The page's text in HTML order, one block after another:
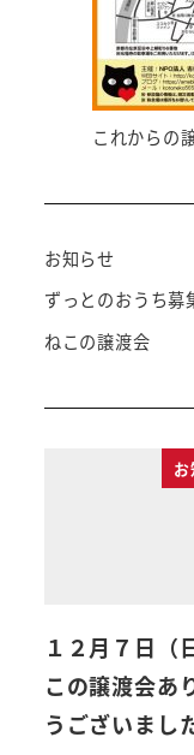
これからの
お知らせ
ずっとのおうち募
ねこの譲渡会
１２月７日（
この譲渡会あ
うございまし